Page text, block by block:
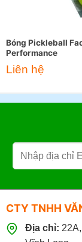
Bóng Pickleball
Performance
Liên hệ
CTY TNHH
Địa chỉ: